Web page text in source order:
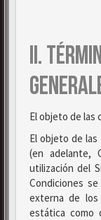
II.
El objeto de las
El objeto de
(en adelante,
utilización del
Condiciones
externa de
estática como